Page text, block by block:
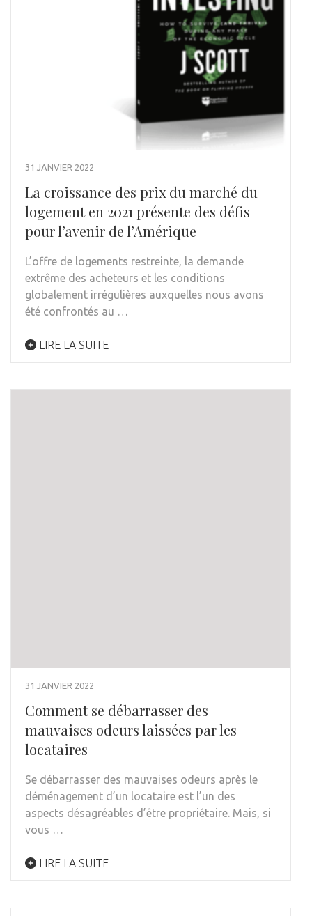
31 JANVIER 2022
La croissance des prix du marché du
logement en 2021 présente des défis
pour l’avenir de l’Amérique
L’offre de logements restreinte, la demande
extrême des acheteurs et les conditions
globalement irrégulières auxquelles nous avons
été confrontés au …
LIRE LA SUITE
31 JANVIER 2022
Comment se débarrasser des
mauvaises odeurs laissées par les
locataires
Se débarrasser des mauvaises odeurs après le
déménagement d’un locataire est l’un des
aspects désagréables d’être propriétaire. Mais, si
vous …
LIRE LA SUITE